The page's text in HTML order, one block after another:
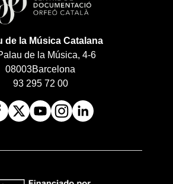
de la Música Catalana
de la Música, 4-6
08003Barcelona
93 295 72 00